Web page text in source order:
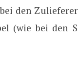
den
(wie bei den